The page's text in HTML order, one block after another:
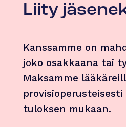
Liity
Kanssamme on
joko osakkaana tai
Maksamme
tuloksen mukaan.